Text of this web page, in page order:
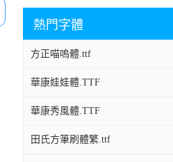
熱門字體
方正喵嗚體.ttf
華康娃娃體.TTF
華康秀風體.TTF
田氏方筆刷體繁.ttf